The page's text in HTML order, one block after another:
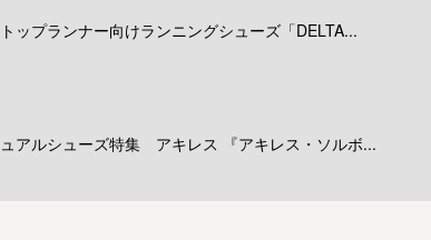
トップランナー向けランニングシューズ「DELTA...
ュアルシューズ特集 アキレス 『アキレス・ソルボ...